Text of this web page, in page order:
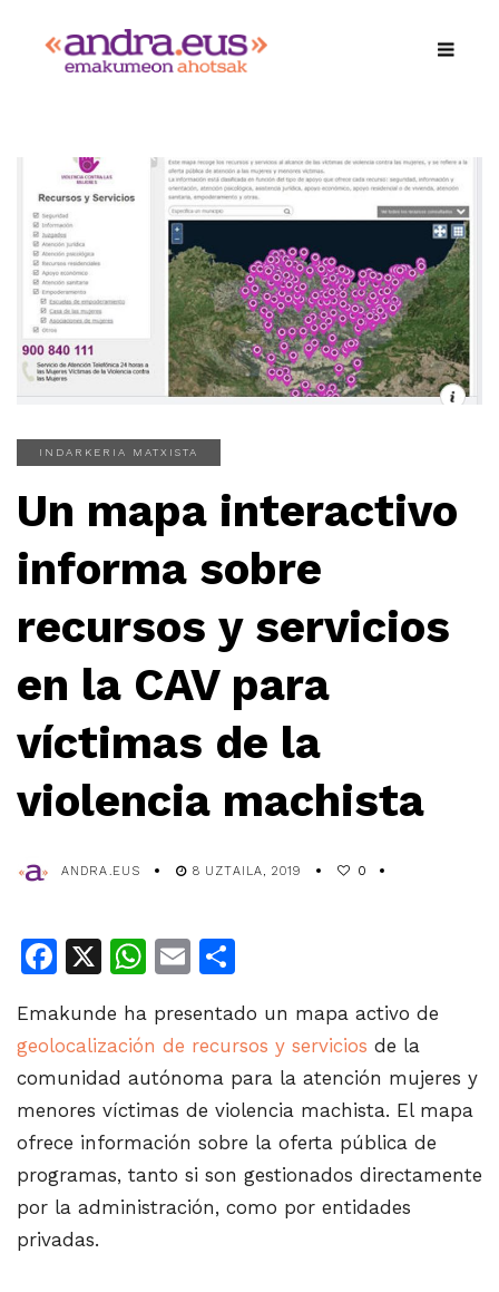
INDARKERIA MATXISTA
Un mapa interactivo
informa sobre
recursos y servicios
en la CAV para
víctimas de la
violencia machista
ANDRA.EUS 8 UZTAILA, 2019 0
Facebook
X WhatsApp
Email
Emakunde ha presentado un mapa activo de
geolocalización de recursos y servicios de la
comunidad autónoma para la atención mujeres y
menores víctimas de violencia machista. El mapa
ofrece información sobre la oferta pública de
programas, tanto si son gestionados directamente
por la administración, como por entidades
privadas.